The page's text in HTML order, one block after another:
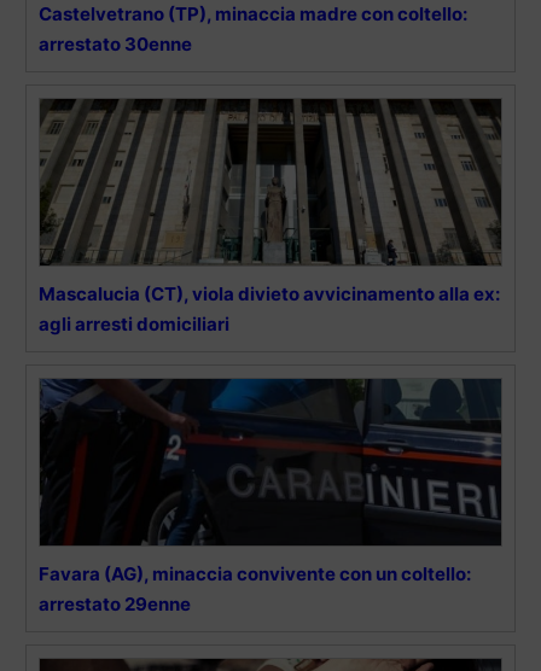
Castelvetrano (TP), minaccia madre con coltello:
arrestato 30enne
Mascalucia (CT), viola divieto avvicinamento alla ex:
agli arresti domiciliari
Favara (AG), minaccia convivente con un coltello:
arrestato 29enne